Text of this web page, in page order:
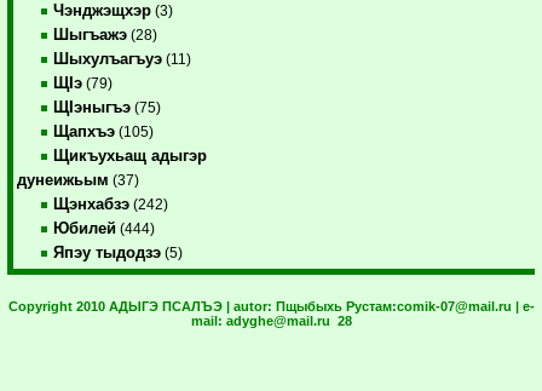
Чэнджэщхэр (3)
Шыгъажэ (28)
Шыхулъагъуэ (11)
ЩIэ (79)
ЩIэныгъэ (75)
Щапхъэ (105)
Щикъухьащ адыгэр
дунеижьым (37)
Щэнхабзэ (242)
Юбилей (444)
Япэу тыдодзэ (5)
Copyright 2010 АДЫГЭ ПСАЛЪЭ | autor: Пщыбыхь Рустам:comik-07@mail.ru | e-
mail: adyghe@mail.ru 28